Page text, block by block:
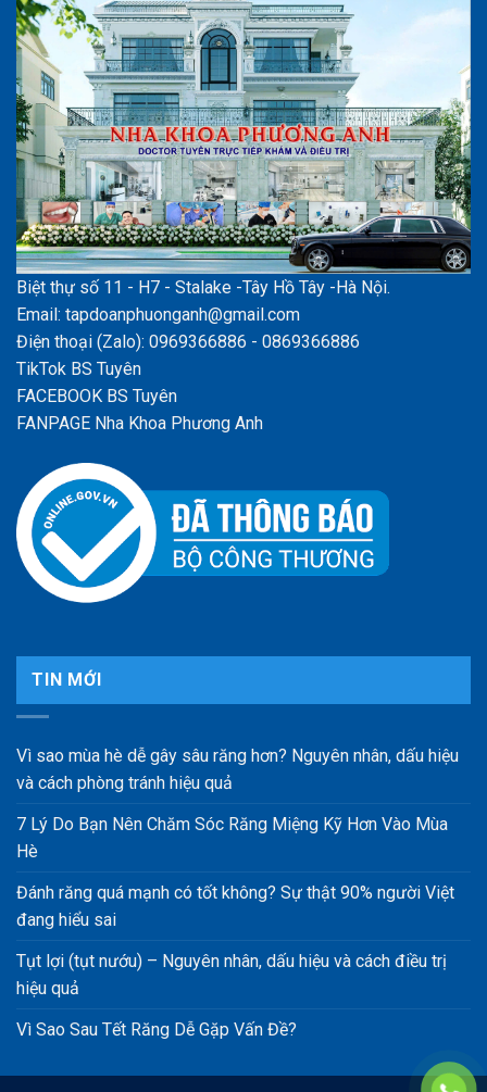
Biệt thự số 11 - H7 - Stalake -Tây Hồ Tây -Hà Nội.
Email: tapdoanphuonganh@gmail.com
Điện thoại (Zalo): 0969366886 - 0869366886
TikTok BS Tuyên
FACEBOOK BS Tuyên
FANPAGE Nha Khoa Phương Anh
TIN MỚI
Vì sao mùa hè dễ gây sâu răng hơn? Nguyên nhân, dấu hiệu
và cách phòng tránh hiệu quả
7 Lý Do Bạn Nên Chăm Sóc Răng Miệng Kỹ Hơn Vào Mùa
Hè
Đánh răng quá mạnh có tốt không? Sự thật 90% người Việt
đang hiểu sai
Tụt lợi (tụt nướu) – Nguyên nhân, dấu hiệu và cách điều trị
hiệu quả
Vì Sao Sau Tết Răng Dễ Gặp Vấn Đề?